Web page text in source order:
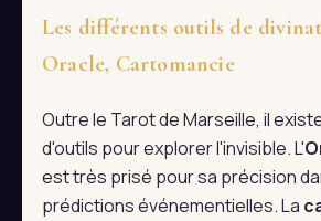
Les différents outils de
Oracle, Cartomancie
Outre le Tarot de Marseille, il
d'outils pour explorer l'invisible. L'
est très prisé pour sa précision
prédictions événementielles. La